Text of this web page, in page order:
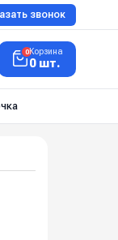
звонок
0Корзина
0 шт.